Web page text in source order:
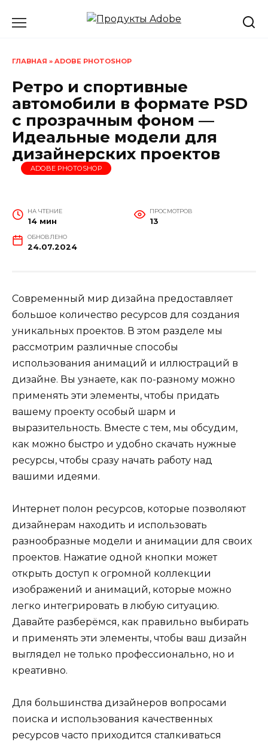
ГЛАВНАЯ » ADOBE PHOTOSHOP
Ретро и спортивные
автомобили в формате PSD
с прозрачным фоном —
Идеальные модели для
дизайнерских проектов
ADOBE PHOTOSHOP
НА ЧТЕНИЕ
14 мин
ПРОСМОТРОВ
13
ОБНОВЛЕНО
24.07.2024
Современный мир дизайна предоставляет
большое количество ресурсов для создания
уникальных проектов. В этом разделе мы
рассмотрим различные способы
использования анимаций и иллюстраций в
дизайне. Вы узнаете, как по-разному можно
применять эти элементы, чтобы придать
вашему проекту особый шарм и
выразительность. Вместе с тем, мы обсудим,
как можно быстро и удобно скачать нужные
ресурсы, чтобы сразу начать работу над
вашими идеями.
Интернет полон ресурсов, которые позволяют
дизайнерам находить и использовать
разнообразные модели и анимации для своих
проектов. Нажатие одной кнопки может
открыть доступ к огромной коллекции
изображений и анимаций, которые можно
легко интегрировать в любую ситуацию.
Давайте разберёмся, как правильно выбирать
и применять эти элементы, чтобы ваш дизайн
выглядел не только профессионально, но и
креативно.
Для большинства дизайнеров вопросами
поиска и использования качественных
ресурсов часто приходится сталкиваться